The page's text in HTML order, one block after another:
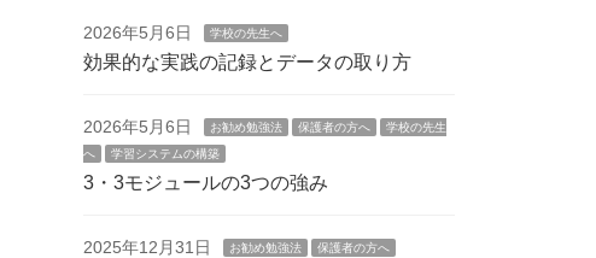
2026年5月6日 学校の先生へ
効果的な実践の記録とデータの取り方
2026年5月6日 お勧め勉強法 保護者の方へ
学校の先生
へ
学習システムの構築
3・3モジュールの3つの強み
2025年12月31日 お勧め勉強法 保護者の方へ